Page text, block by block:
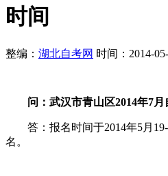
时间
整编： 湖北自考网 时间：2014-
问：武汉市青山区2014年7
答：报名时间于2014年5月
名。